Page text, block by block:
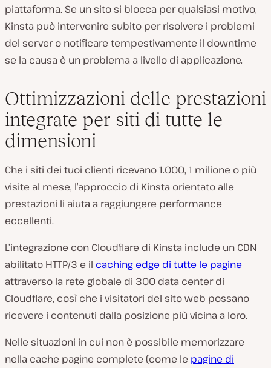
piattaforma. Se un sito si blocca per qualsiasi motivo,
Kinsta può intervenire subito per risolvere i problemi
del server o notificare tempestivamente il downtime
se la causa è un problema a livello di applicazione.
Ottimizzazioni delle prestazioni
integrate per siti di tutte le
dimensioni
Che i siti dei tuoi clienti ricevano 1.000, 1 milione o più
visite al mese, l’approccio di Kinsta orientato alle
prestazioni li aiuta a raggiungere performance
eccellenti.
L’integrazione con Cloudflare di Kinsta include un CDN
abilitato HTTP/3 e il caching edge di tutte le pagine
attraverso la rete globale di 300 data center di
Cloudflare, così che i visitatori del sito web possano
ricevere i contenuti dalla posizione più vicina a loro.
Nelle situazioni in cui non è possibile memorizzare
nella cache pagine complete (come le pagine di